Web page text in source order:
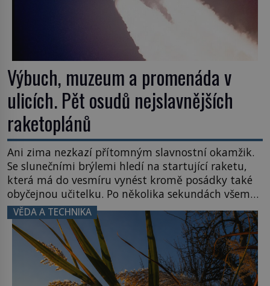
Výbuch, muzeum a promenáda v
ulicích. Pět osudů nejslavnějších
raketoplánů
Ani zima nezkazí přítomným slavnostní okamžik.
Se slunečními brýlemi hledí na startující raketu,
která má do vesmíru vynést kromě posádky také
obyčejnou učitelku. Po několika sekundách všem
ztuhnou úsměvy, stroj totiž exploduje. Jejich
konstrukce není z levného kraje, daňové
poplatníky stojí miliardy dolarů. Na druhou stranu
zvládnou jen představitelné věci. Na malé kousky
Název: Columbia První […]
VĚDA A TECHNIKA